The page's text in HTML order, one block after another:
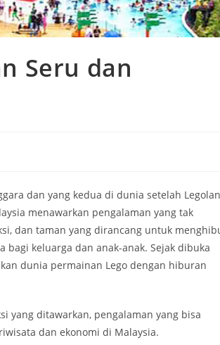
Seru dan
dan yang kedua di dunia setelah
menawarkan pengalaman yang tak
dan taman yang dirancang untuk
keluarga dan anak-anak. Sejak dibuka
dunia permainan Lego dengan hiburan
yang ditawarkan, pengalaman yang bisa
dan ekonomi di Malaysia.